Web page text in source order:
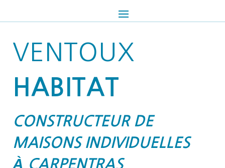
VENTOUX
HABITAT
CONSTRUCTEUR DE
MAISONS INDIVIDUELLES
À CARPENTRAS